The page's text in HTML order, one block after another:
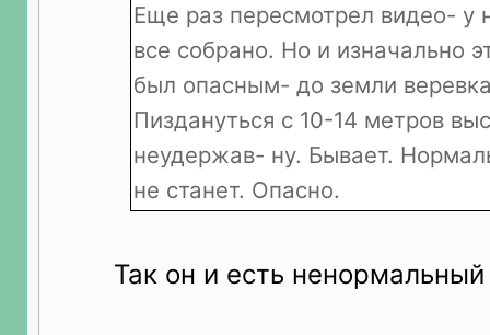
Еще раз пересмотрел видео- у
все собрано. Но и изначально
был опасным- до земли
Пиздануться с 10-14 метров
неудержав- ну. Бывает.
не станет. Опасно.
Так он и есть